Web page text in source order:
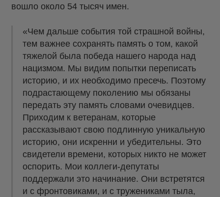
вошло около 54 тысяч имен.
«Чем дальше события той страшной войны,
тем важнее сохранять память о том, какой
тяжелой была победа нашего народа над
нацизмом. Мы видим попытки переписать
историю, и их необходимо пресечь. Поэтому
подрастающему поколению мы обязаны
передать эту память словами очевидцев.
Приходим к ветеранам, которые
рассказывают свою подлинную уникальную
историю, они искренни и убедительны. Это
свидетели времени, которых никто не может
оспорить. Мои коллеги-депутаты
поддержали это начинание. Они встретятся
и с фронтовиками, и с тружениками тыла,